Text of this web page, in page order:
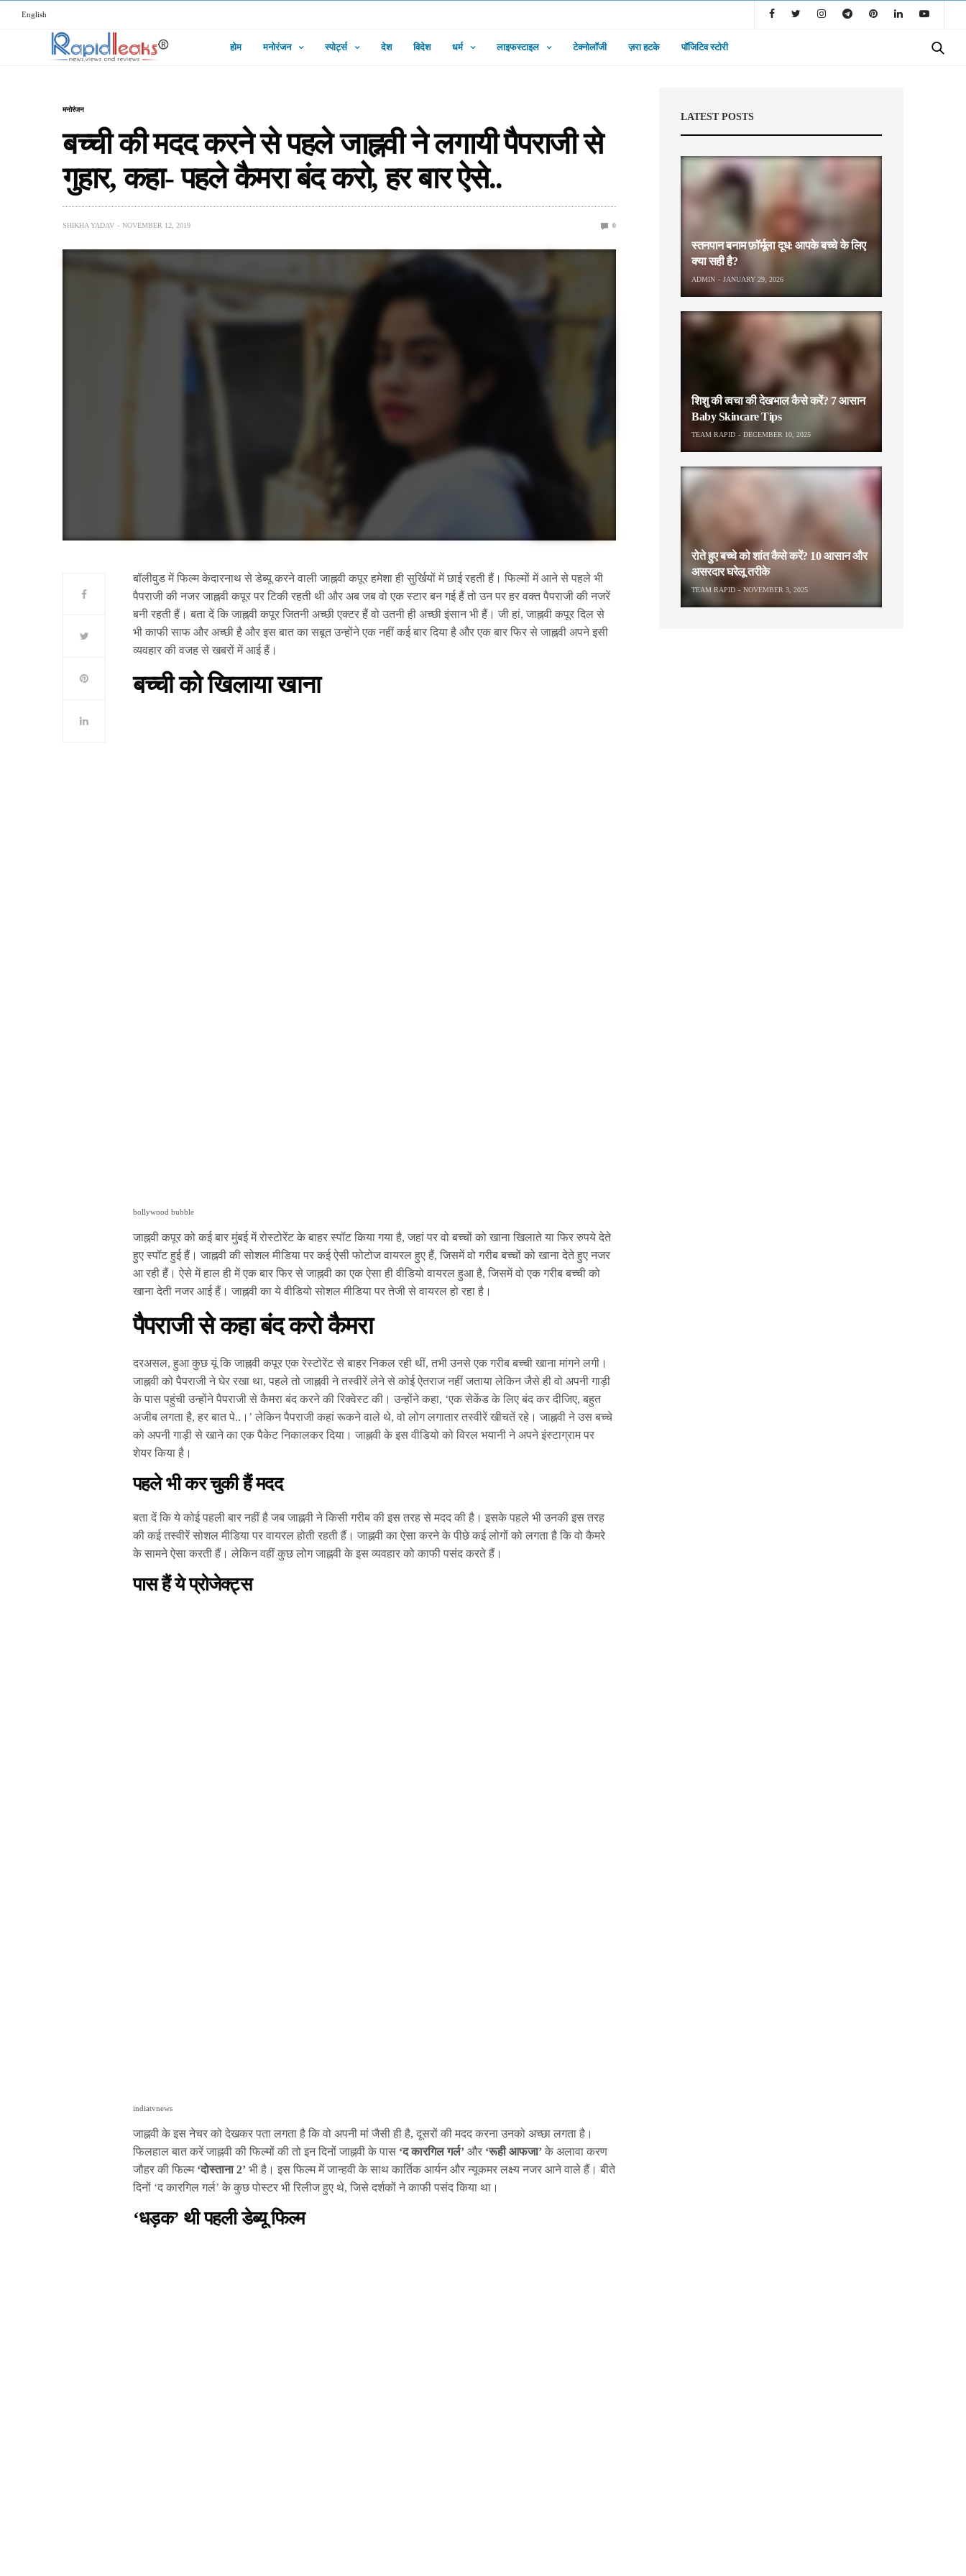
English
होम मनोरंजन स्पोर्ट्स देश विदेश धर्म लाइफस्टाइल टेक्नोलॉजी ज़रा हटके पॉजिटिव स्टोरी
मनोरंजन
बच्ची की मदद करने से पहले जाह्नवी ने लगायी पैपराजी से
गुहार, कहा- पहले कैमरा बंद करो, हर बार ऐसे..
SHIKHA YADAV NOVEMBER 12, 2019 0
बॉलीवुड में फिल्म केदारनाथ से डेब्यू करने वाली जाह्नवी कपूर हमेशा ही सुर्खियों में छाई रहती हैं। फिल्मों में आने से पहले भी
पैपराजी की नजर जाह्नवी कपूर पर टिकी रहती थी और अब जब वो एक स्टार बन गई हैं तो उन पर हर वक्त पैपराजी की नजरें
बनी रहती हैं। बता दें कि जाह्नवी कपूर जितनी अच्छी एक्टर हैं वो उतनी ही अच्छी इंसान भी हैं। जी हां, जाह्नवी कपूर दिल से
भी काफी साफ और अच्छी है और इस बात का सबूत उन्होंने एक नहीं कई बार दिया है और एक बार फिर से जाह्नवी अपने इसी
व्यवहार की वजह से खबरों में आई हैं।
बच्ची को खिलाया खाना
bollywood bubble
जाह्नवी कपूर को कई बार मुंबई में रोस्टोरेंट के बाहर स्पॉट किया गया है, जहां पर वो बच्चों को खाना खिलाते या फिर रुपये देते
हुए स्पॉट हुई हैं। जाह्नवी की सोशल मीडिया पर कई ऐसी फोटोज वायरल हुए हैं, जिसमें वो गरीब बच्चों को खाना देते हुए नजर
आ रही हैं। ऐसे में हाल ही में एक बार फिर से जाह्नवी का एक ऐसा ही वीडियो वायरल हुआ है, जिसमें वो एक गरीब बच्ची को
खाना देती नजर आई हैं। जाह्नवी का ये वीडियो सोशल मीडिया पर तेजी से वायरल हो रहा है।
पैपराजी से कहा बंद करो कैमरा
दरअसल, हुआ कुछ यूं कि जाह्नवी कपूर एक रेस्टोरेंट से बाहर निकल रही थीं, तभी उनसे एक गरीब बच्ची खाना मांगने लगी।
जाह्नवी को पैपराजी ने घेर रखा था, पहले तो जाह्नवी ने तस्वीरें लेने से कोई ऐतराज नहीं जताया लेकिन जैसे ही वो अपनी गाड़ी
के पास पहुंची उन्होंने पैपराजी से कैमरा बंद करने की रिक्वेस्ट की। उन्होंने कहा, ‘एक सेकेंड के लिए बंद कर दीजिए, बहुत
अजीब लगता है, हर बात पे..।’ लेकिन पैपराजी कहां रूकने वाले थे, वो लोग लगातार तस्वीरें खीचतें रहे। जाह्नवी ने उस बच्चे
को अपनी गाड़ी से खाने का एक पैकेट निकालकर दिया। जाह्नवी के इस वीडियो को विरल भयानी ने अपने इंस्टाग्राम पर
शेयर किया है।
पहले भी कर चुकी हैं मदद
बता दें कि ये कोई पहली बार नहीं है जब जाह्नवी ने किसी गरीब की इस तरह से मदद की है। इसके पहले भी उनकी इस तरह
की कई तस्वीरें सोशल मीडिया पर वायरल होती रहती हैं। जाह्नवी का ऐसा करने के पीछे कई लोगों को लगता है कि वो कैमरे
के सामने ऐसा करती हैं। लेकिन वहीं कुछ लोग जाह्नवी के इस व्यवहार को काफी पसंद करते हैं।
पास हैं ये प्रोजेक्ट्स
indiatvnews
जाह्नवी के इस नेचर को देखकर पता लगता है कि वो अपनी मां जैसी ही है, दूसरों की मदद करना उनको अच्छा लगता है।
फिलहाल बात करें जाह्नवी की फिल्मों की तो इन दिनों जाह्नवी के पास ‘द कारगिल गर्ल’ और ‘रूही आफजा’ के अलावा करण
जौहर की फिल्म‘दोस्ताना 2’ भी है। इस फिल्म में जान्हवी के साथ कार्तिक आर्यन और न्यूकमर लक्ष्य नजर आने वाले हैं। बीते
दिनों ‘द कारगिल गर्ल’ के कुछ पोस्टर भी रिलीज हुए थे, जिसे दर्शकों ने काफी पसंद किया था।
‘धड़क’ थी पहली डेब्यू फिल्म
LATEST POSTS
स्तनपान बनाम फ़ॉर्मूला दूध: आपके बच्चे के लिए
क्या सही है?
ADMIN JANUARY 29, 2026
शिशु की त्वचा की देखभाल कैसे करें? 7 आसान
Baby Skincare Tips
TEAM RAPID DECEMBER 10, 2025
रोते हुए बच्चे को शांत कैसे करें? 10 आसान और
असरदार घरेलू तरीके
TEAM RAPID NOVEMBER 3, 2025